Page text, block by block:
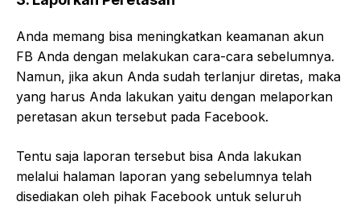
Anda memang bisa meningkatkan keamanan akun
FB Anda dengan melakukan cara-cara sebelumnya.
Namun, jika akun Anda sudah terlanjur diretas, maka
yang harus Anda lakukan yaitu dengan melaporkan
peretasan akun tersebut pada Facebook.
Tentu saja laporan tersebut bisa Anda lakukan
melalui halaman laporan yang sebelumnya telah
disediakan oleh pihak Facebook untuk seluruh